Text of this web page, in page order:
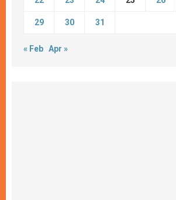
29 30 31
« Feb Apr »